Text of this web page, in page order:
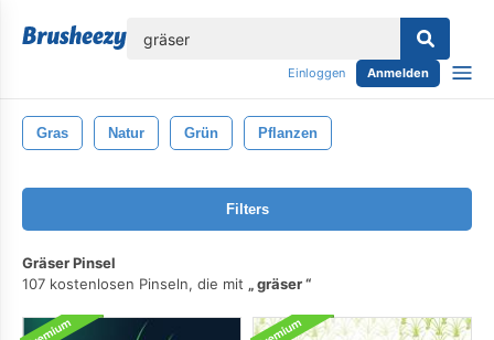
Einloggen Anmelden
Gras Natur Grün Pflanzen
Filters
Gräser Pinsel
107 kostenlosen Pinseln, die mit
gräser